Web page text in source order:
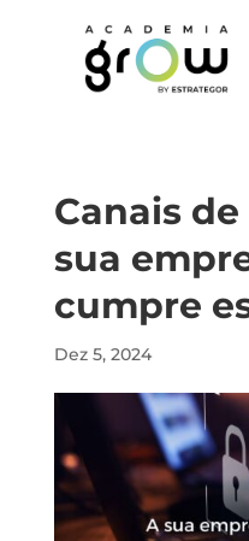
Canais
sua
cumpre
Dez 5, 2024